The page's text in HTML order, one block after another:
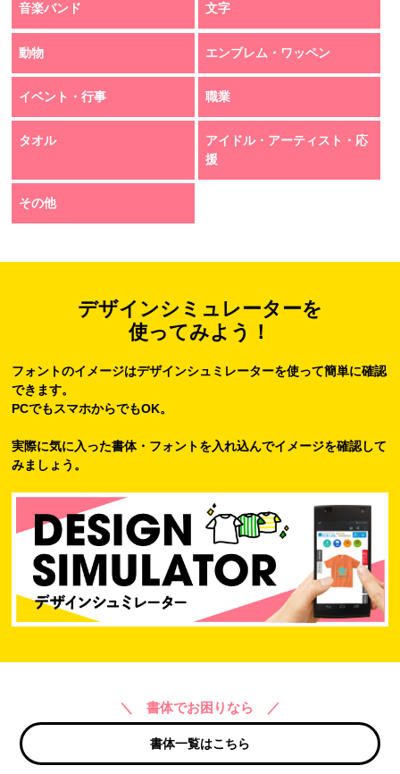
音楽バンド 文字
動物 エンブレム・ワッペン
イベント・行事 職業
タオル
アイドル・アーティスト・応
援
その他
デザインシミュレーターを
使ってみよう！
フォントのイメージはデザインシュミレーターを使って簡単に確認
できます。
PCでもスマホからでもOK。
実際に気に入った書体・フォントを入れ込んでイメージを確認して
みましょう。
＼ 書体でお困りなら ／
書体一覧はこちら